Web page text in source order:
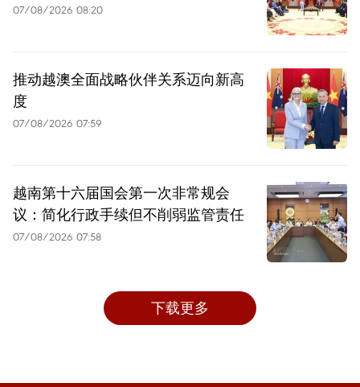
07/08/2026 08:20
推动越澳全面战略伙伴关系迈向新高
度
07/08/2026 07:59
越南第十六届国会第一次非常规会
议：简化行政手续但不削弱监管责任
07/08/2026 07:58
下载更多